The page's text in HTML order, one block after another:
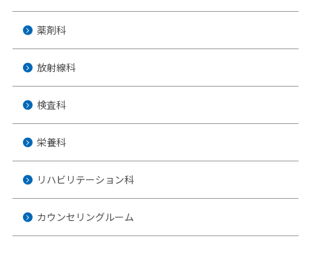
薬剤科
放射線科
検査科
栄養科
リハビリテーション科
カウンセリングルーム